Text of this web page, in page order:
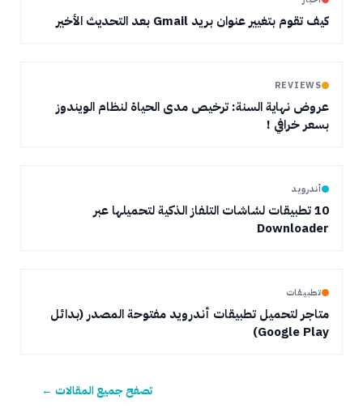
كيف تقوم بتغيير عنوان بريد Gmail بعد التحديث الأخير
REVIEWS
عروض نهاية السنة: ترخيص مدى الحياة لنظام الويندوز
بسعر خرافي !
أندرويد
10 تطبيقات لشاشات التلفاز الذكية لتحميلها عبر
Downloader
تطبيقات
متاجر لتحميل تطبيقات أندرويد مفتوحة المصدر (بدائل
Google Play)
تصفح جميع المقالات ←